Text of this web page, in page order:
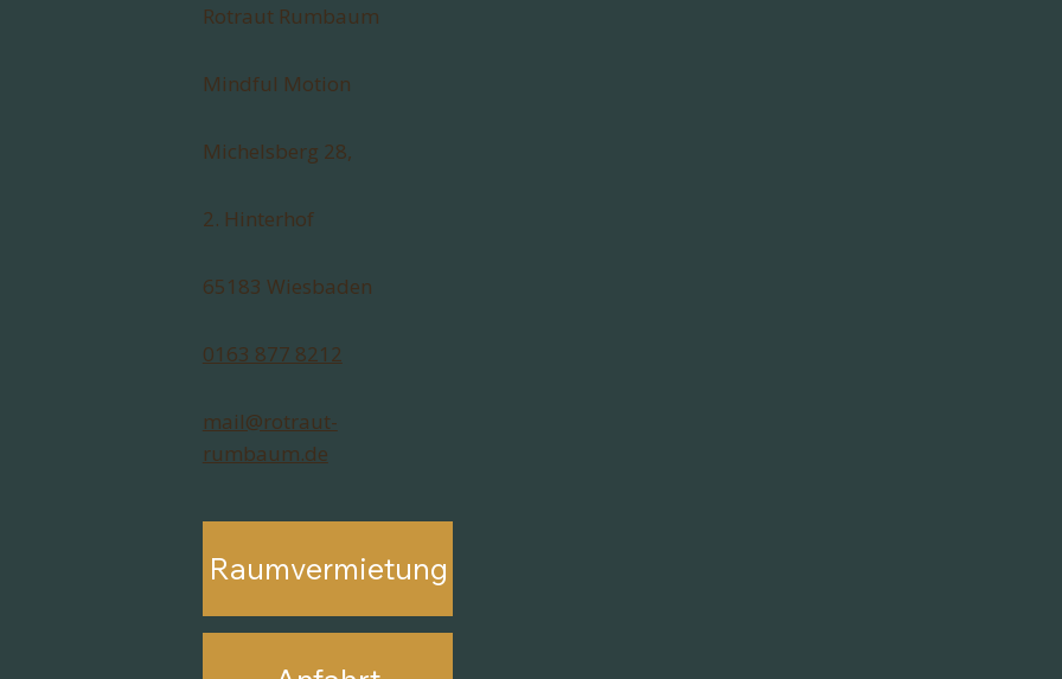
Rotraut Rumbaum
Mindful Motion
Michelsberg 28,
2. Hinterhof
65183 Wiesbaden
0163 877 8212
mail@rotraut-
rumbaum.de
Raumvermietung